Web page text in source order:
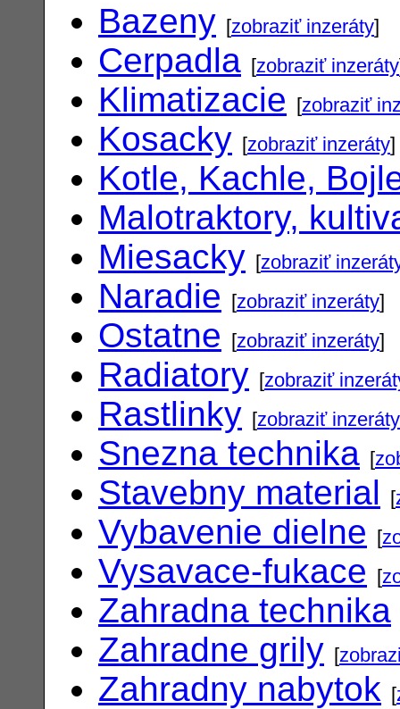
Bazeny [zobraziť inzeráty]
Cerpadla [zobraziť inzeráty
Klimatizacie [zobraziť
Kosacky [zobraziť inzeráty]
Kotle, Kachle,
Malotraktory,
Miesacky [zobraziť
Naradie [zobraziť inzeráty]
Ostatne [zobraziť inzeráty]
Radiatory [zobraziť
Rastlinky [zobraziť inzeráty
Snezna technika [
Stavebny material [
Vybavenie dielne [
Vysavace-fukace [
Zahradna technika
Zahradne grily [
Zahradny nabytok [